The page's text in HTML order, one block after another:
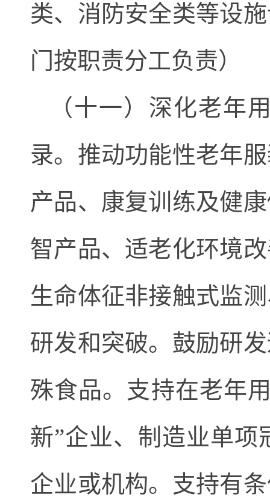
类、消防安全类等设
门按职责分工负责）
（十一）深化老年
录。推动功能性老年
产品、康复训练及健
智产品、适老化环境
生命体征非接触式监
研发和突破。鼓励研
殊食品。支持在老年
新”企业、制造业单
企业或机构。支持有